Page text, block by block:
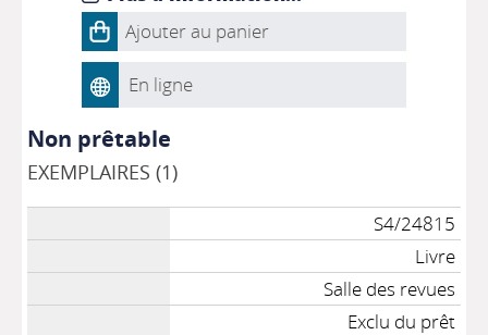
Ajouter au panier
En ligne
Non prêtable
EXEMPLAIRES (1)
S4/24815
Livre
Salle des revues
Exclu du prêt